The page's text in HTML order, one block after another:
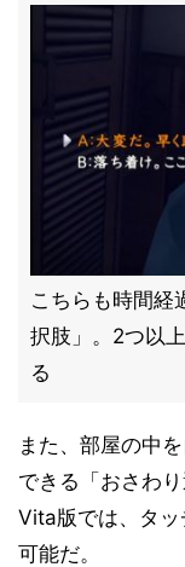
こちらも時間経
択肢」。2つ以
る
また、部屋の中
できる「おさわ
Vita版では、タ
可能だ。